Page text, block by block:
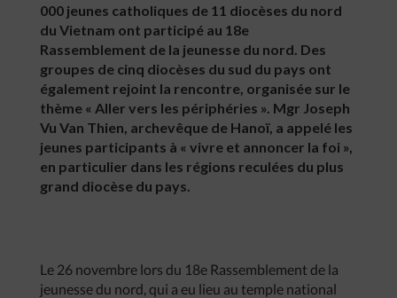
000 jeunes catholiques de 11 diocèses du nord
du Vietnam ont participé au 18e
Rassemblement de la jeunesse du nord. Des
groupes de cinq diocèses du sud du pays ont
également rejoint la rencontre, organisée sur le
thème « Aller vers les périphéries ». Mgr Joseph
Vu Van Thien, archevêque de Hanoï, a appelé les
jeunes participants à « vivre et annoncer la foi »,
en particulier dans les régions reculées du plus
grand diocèse du pays.
Le 26 novembre lors du 18e Rassemblement de la
jeunesse du nord, qui a eu lieu au temple national